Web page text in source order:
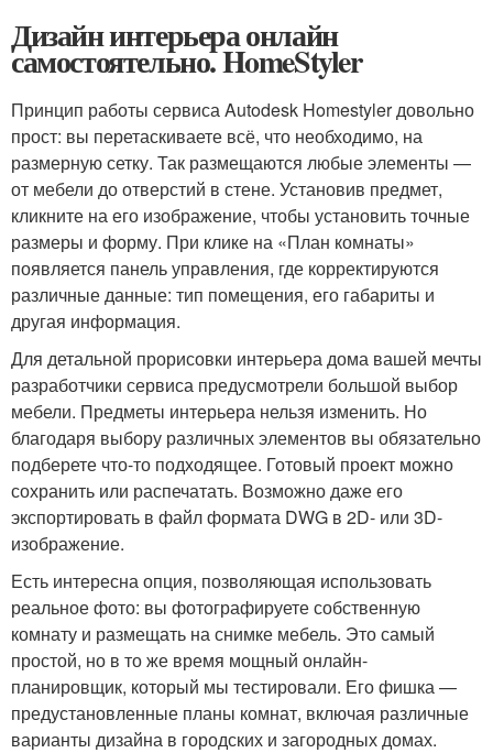
Дизайн интерьера онлайн
самостоятельно. HomeStyler
Принцип работы сервиса Autodesk Homestyler довольно
прост: вы перетаскиваете всё, что необходимо, на
размерную сетку. Так размещаются любые элементы —
от мебели до отверстий в стене. Установив предмет,
кликните на его изображение, чтобы установить точные
размеры и форму. При клике на «План комнаты»
появляется панель управления, где корректируются
различные данные: тип помещения, его габариты и
другая информация.
Для детальной прорисовки интерьера дома вашей мечты
разработчики сервиса предусмотрели большой выбор
мебели. Предметы интерьера нельзя изменить. Но
благодаря выбору различных элементов вы обязательно
подберете что-то подходящее. Готовый проект можно
сохранить или распечатать. Возможно даже его
экспортировать в файл формата DWG в 2D- или 3D-
изображение.
Есть интересна опция, позволяющая использовать
реальное фото: вы фотографируете собственную
комнату и размещать на снимке мебель. Это самый
простой, но в то же время мощный онлайн-
планировщик, который мы тестировали. Его фишка —
предустановленные планы комнат, включая различные
варианты дизайна в городских и загородных домах.